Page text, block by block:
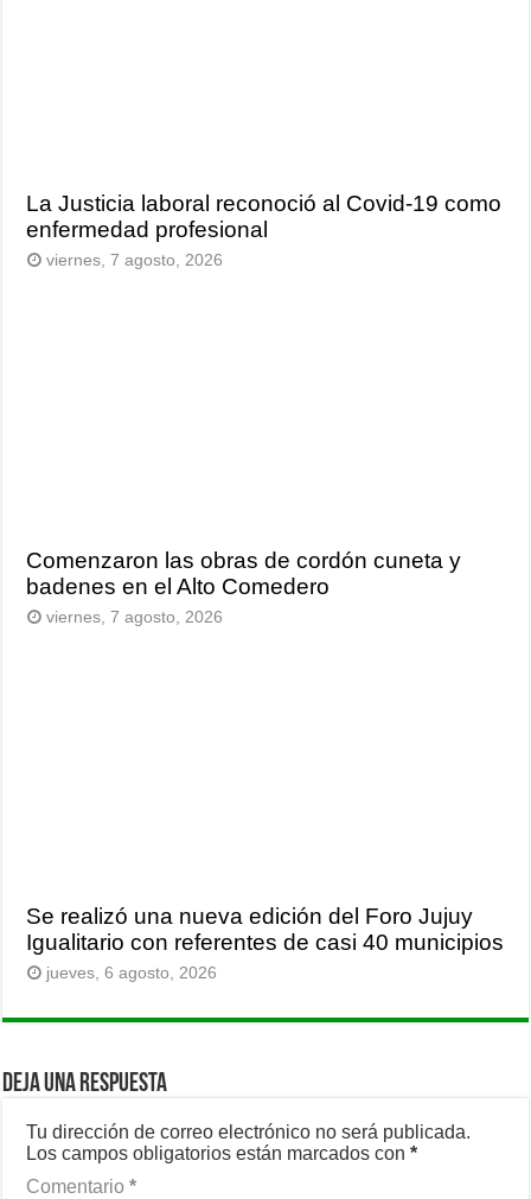
La Justicia laboral reconoció al Covid-19 como
enfermedad profesional
viernes, 7 agosto, 2026
Comenzaron las obras de cordón cuneta y
badenes en el Alto Comedero
viernes, 7 agosto, 2026
Se realizó una nueva edición del Foro Jujuy
Igualitario con referentes de casi 40 municipios
jueves, 6 agosto, 2026
Deja una respuesta
Tu dirección de correo electrónico no será publicada.
Los campos obligatorios están marcados con*
Comentario*